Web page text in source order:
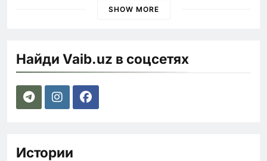
SHOW MORE
Найди Vaib.uz в соцсетях
Истории